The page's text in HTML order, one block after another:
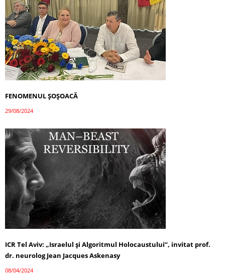
FENOMENUL ȘOȘOACĂ
29/08/2024
ICR Tel Aviv: „Israelul și Algoritmul Holocaustului”, invitat prof.
dr. neurolog Jean Jacques Askenasy
08/04/2024